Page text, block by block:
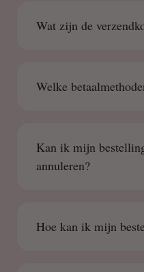
Wat zijn de
Welke
Kan ik mijn
annuleren?
Hoe kan ik mijn